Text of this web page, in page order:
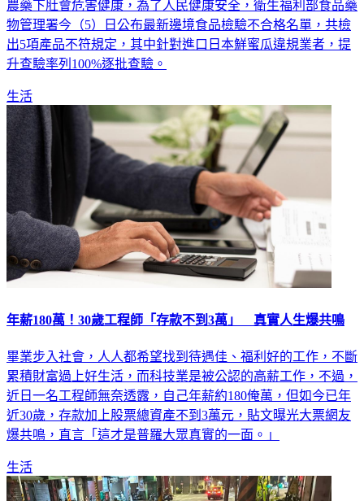
農藥下肚會危害健康，為了人民健康安全，衛生福利部食品藥
物管理署今（5）日公布最新邊境食品檢驗不合格名單，共檢
出5項產品不符規定，其中針對進口日本鮮蜜瓜違規業者，提
升查驗率列100%逐批查驗。
生活
年薪180萬！30歲工程師「存款不到3萬」 真實人生爆共鳴
畢業步入社會，人人都希望找到待遇佳、福利好的工作，不斷
累積財富過上好生活，而科技業是被公認的高薪工作，不過，
近日一名工程師無奈透露，自己年薪約180俺萬，但如今已年
近30歲，存款加上股票總資產不到3萬元，貼文曝光大票網友
爆共鳴，直言「這才是普羅大眾真實的一面。」
生活